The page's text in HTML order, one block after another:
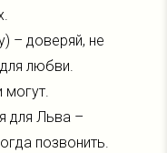
– доверяй, не
любви.
могут.
для Льва –
позвонить.